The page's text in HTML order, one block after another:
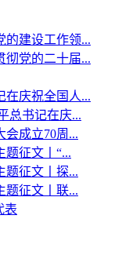
的建设工作领...
彻党的二十届...
在庆祝全国人...
总书记在庆...
会成立70周...
题征文丨“...
题征文丨探...
题征文丨联...
表